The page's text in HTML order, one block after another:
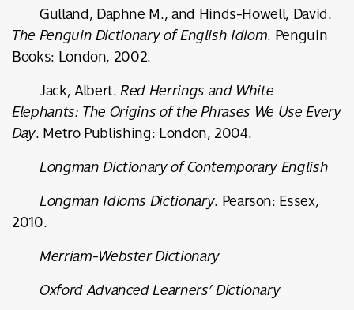
Gulland, Daphne M., and Hinds-Howell, David.
The Penguin Dictionary of English Idiom. Penguin
Books: London, 2002.
Jack, Albert.Red Herrings and White
Elephants: The Origins of the Phrases We Use Every
Day. Metro Publishing: London, 2004.
Longman Dictionary of Contemporary English
Longman Idioms Dictionary. Pearson: Essex,
2010.
Merriam-Webster Dictionary
Oxford Advanced Learners’ Dictionary